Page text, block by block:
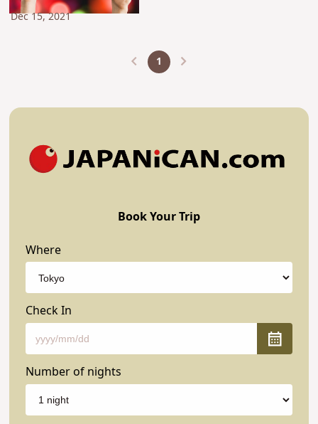
Dec 15, 2021
1
Book Your Trip
Where
Check In
Number of nights